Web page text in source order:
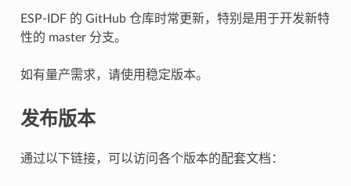
ESP-IDF 的 GitHub 仓库时常更新，特别是用于开发新特
性的 master 分支。
如有量产需求，请使用稳定版本。
发布版本
通过以下链接，可以访问各个版本的配套文档：